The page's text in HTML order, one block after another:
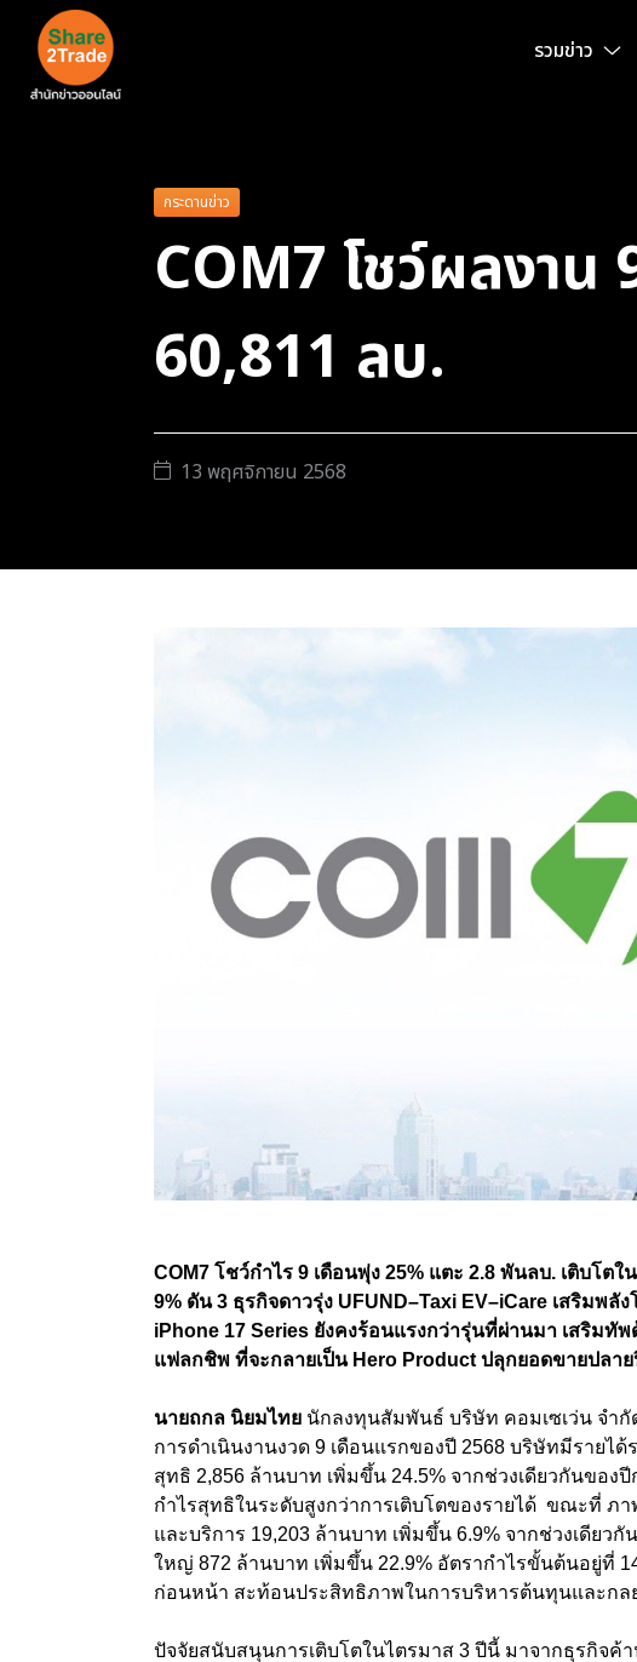
รวมข่าว
กระดานข่าว
COM7 โชว์ผลงาน
60,811 ลบ.
13 พฤศจิกายน 2568
COM7 โชว์กำไร 9 เดือนพุ่ง 25% แตะ 2.8 พันลบ. เติบโตใ
9% ดัน3 ธุรกิจดาวรุ่ง UFUND–Taxi EV–iCare เสริมพลั
iPhone 17 Series ยังคงร้อนแรงกว่ารุ่นที่ผ่านมา เสริมทั
แฟลกชิพ ที่จะกลายเป็น Hero Product ปลุกยอดขายปลา
นายถกล นิยมไทย นักลงทุนสัมพันธ์ บริษัท คอมเซเว่น จำกั
การดำเนินงานงวด 9 เดือนแรกของปี 2568 บริษัทมีรายได้
สุทธิ 2,856 ล้านบาท เพิ่มขึ้น 24.5% จากช่วงเดียวกันของ
กำไรสุทธิในระดับสูงกว่าการเติบโตของรายได้ ขณะที่ ภ
และบริการ 19,203 ล้านบาท เพิ่มขึ้น 6.9% จากช่วงเดียว
ใหญ่ 872 ล้านบาท เพิ่มขึ้น 22.9% อัตรากำไรขั้นต้นอยู่ที่
ก่อนหน้า สะท้อนประสิทธิภาพในการบริหารต้นทุนและกล
ปัจจัยสนับสนุนการเติบโตในไตรมาส 3 ปีนี้ มาจากธุรกิจค้า